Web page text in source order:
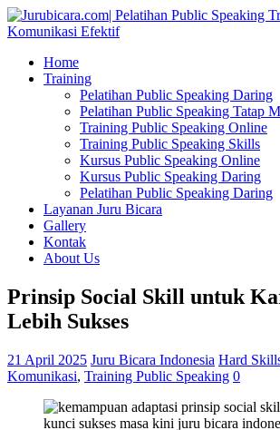
Home
Training
Pelatihan Public Speaking Daring
Pelatihan Public Speaking Tatap
Training Public Speaking Online
Training Public Speaking Skills
Kursus Public Speaking Online
Kursus Public Speaking Daring
Pelatihan Public Speaking Daring
Layanan Juru Bicara
Gallery
Kontak
About Us
Prinsip Social Skill untuk
Lebih Sukses
21 April 2025 Juru Bicara Indonesia Hard
Komunikasi, Training Public Speaking 0